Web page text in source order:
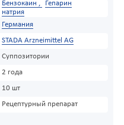
Бензокаин ,
Гепарин
натрия
Германия
STADA Arzneimittel AG
Суппозитории
2 года
10 шт
Рецептурный препарат